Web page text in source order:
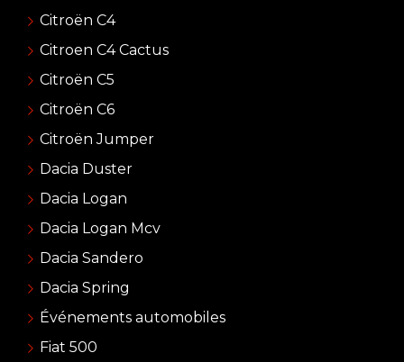
Citroën C4
Citroen C4 Cactus
Citroën C5
Citroën C6
Citroën Jumper
Dacia Duster
Dacia Logan
Dacia Logan Mcv
Dacia Sandero
Dacia Spring
Événements automobiles
Fiat 500